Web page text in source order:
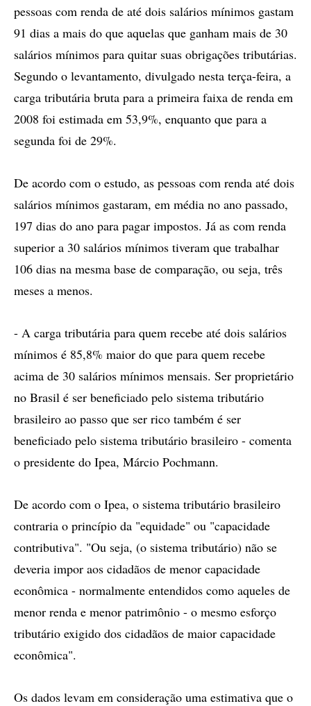
pessoas com renda de até dois salários mínimos gastam
91 dias a mais do que aquelas que ganham mais de 30
salários mínimos para quitar suas obrigações tributárias.
Segundo o levantamento, divulgado nesta terça-feira, a
carga tributária bruta para a primeira faixa de renda em
2008 foi estimada em 53,9%, enquanto que para a
segunda foi de 29%.
De acordo com o estudo, as pessoas com renda até dois
salários mínimos gastaram, em média no ano passado,
197 dias do ano para pagar impostos. Já as com renda
superior a 30 salários mínimos tiveram que trabalhar
106 dias na mesma base de comparação, ou seja, três
meses a menos.
- A carga tributária para quem recebe até dois salários
mínimos é 85,8% maior do que para quem recebe
acima de 30 salários mínimos mensais. Ser proprietário
no Brasil é ser beneficiado pelo sistema tributário
brasileiro ao passo que ser rico também é ser
beneficiado pelo sistema tributário brasileiro - comenta
o presidente do Ipea, Márcio Pochmann.
De acordo com o Ipea, o sistema tributário brasileiro
contraria o princípio da "equidade" ou "capacidade
contributiva". "Ou seja, (o sistema tributário) não se
deveria impor aos cidadãos de menor capacidade
econômica - normalmente entendidos como aqueles de
menor renda e menor patrimônio - o mesmo esforço
tributário exigido dos cidadãos de maior capacidade
econômica".
Os dados levam em consideração uma estimativa que o